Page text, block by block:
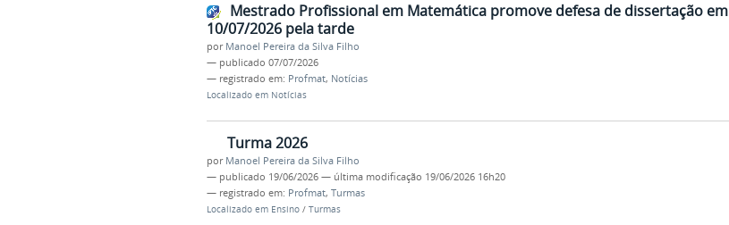
Mestrado Profissional em Matemática promove defesa de dissertação em
10/07/2026 pela tarde
por Manoel Pereira da Silva Filho
— publicado 07/07/2026
— registrado em: Profmat, Notícias
Localizado em Notícias
Turma 2026
por Manoel Pereira da Silva Filho
— publicado 19/06/2026 — última modificação 19/06/2026 16h20
— registrado em: Profmat, Turmas
Localizado em Ensino / Turmas